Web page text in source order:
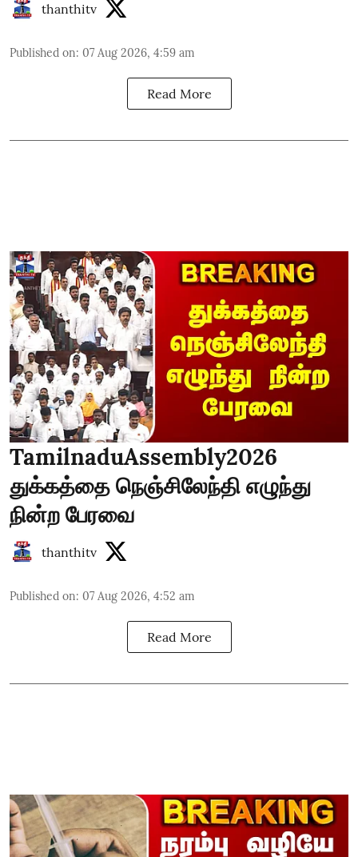
thanthitv
Published on: 07 Aug 2026, 4:59 am
Read More
TamilnaduAssembly2026
துக்கத்தை நெஞ்சிலேந்தி எழுந்து
நின்ற பேரவை
thanthitv
Published on: 07 Aug 2026, 4:52 am
Read More